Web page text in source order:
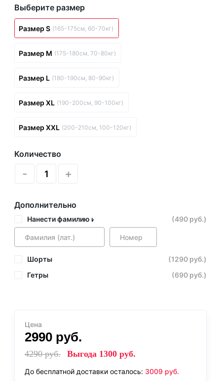
Выберите размер
Размер S (165-175см, 60-70кг)
Размер M (175-180см, 70-80кг)
Размер L (180-190см, 80-90кг)
Размер XL (190-200см, 90-100кг)
Размер XXL (200-210см, 100-120кг)
Количество
- +
Дополнительно
Нанести фамилию и номер (490 руб.)
Шорты
(1290 руб.)
Гетры
(690 руб.)
Цена
2990 руб.
4290руб. Выгода 1300 руб.
До бесплатной доставки осталось: 3009 руб.